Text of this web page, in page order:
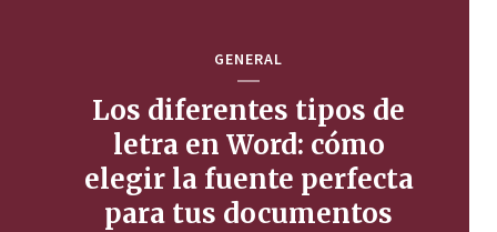
GENERAL
Los diferentes tipos de
letra en Word: cómo
elegir la fuente perfecta
para tus documentos